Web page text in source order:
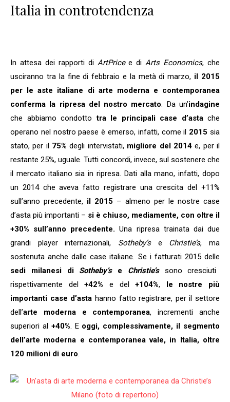
Italia in controtendenza
In attesa dei rapporti di ArtPricee di Arts Economics, che
usciranno tra la fine di febbraio e la metà di marzo, il 2015
per le aste italiane di arte moderna e contemporanea
conferma la ripresa del nostro mercato . Da un’indagine
che abbiamo condottotra le principali case d’astache
operano nel nostro paese è emerso, infatti, come il 2015 sia
stato, per il 75% degli intervistati, migliore del 2014e, per il
restante 25%, uguale. Tutti concordi, invece, sul sostenere che
il mercato italiano sia in ripresa. Dati alla mano, infatti, dopo
un 2014 che aveva fatto registrare una crescita del +11%
sull’anno precedente, il 2015 – almeno per le nostre case
d’asta più importanti – si è chiuso, mediamente, con oltre il
+30% sull’anno precedente. Una ripresa trainata dai due
grandi player internazionali, Sotheby’se Christie’s, ma
sostenuta anche dalle case italiane. Se i fatturati 2015 delle
sedi milanesi di Sotheby’se Christie’s
sono cresciuti
rispettivamente del+42% e del+104%, le nostre più
importanti case d’asta hanno fatto registrare, per il settore
dell’arte moderna e contemporanea, incrementi anche
superiori al +40% . E oggi, complessivamente, il segmento
dell’arte moderna e contemporanea vale, in Italia, oltre
120 milioni di euro